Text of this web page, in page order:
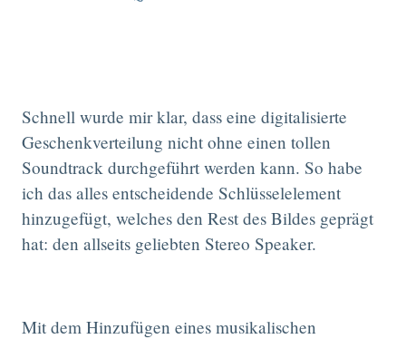
Schnell wurde mir klar, dass eine digitalisierte
Geschenkverteilung nicht ohne einen tollen
Soundtrack durchgeführt werden kann. So habe
ich das alles entscheidende Schlüsselelement
hinzugefügt, welches den Rest des Bildes geprägt
hat: den allseits geliebten Stereo Speaker.
Mit dem Hinzufügen eines musikalischen